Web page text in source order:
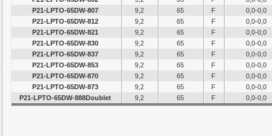
P21-LPTO-65DW-807
9,2 65 F
0,0-0,0
P21-LPTO-65DW-812
9,2 65 F
0,0-0,0
P21-LPTO-65DW-821
9,2 65 F
0,0-0,0
P21-LPTO-65DW-830
9,2 65 F
0,0-0,0
P21-LPTO-65DW-837
9,2 65 F
0,0-0,0
P21-LPTO-65DW-853
9,2 65 F
0,0-0,0
P21-LPTO-65DW-870
9,2 65 F
0,0-0,0
P21-LPTO-65DW-873
9,2 65 F
0,0-0,0
P21-LPTO-65DW-888Doublet
9,2 65 F 0,0-0,0